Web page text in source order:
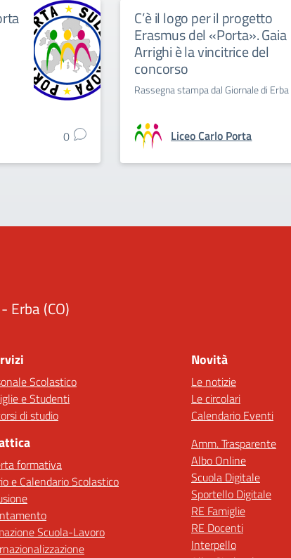
0
C’è il logo per il progetto
Erasmus del «Porta». Gaia
Arrighi è la vincitrice del
concorso
Rassegna stampa dal Giornale di Erba
Liceo Carlo Porta
Erba (CO)
Scolastico
e Studenti
di studio
formativa
e Calendario Scolastico
Scuola-Lavoro
Novità
Le notizie
Le circolari
Calendario Eventi
Amm. Trasparente
Albo Online
Scuola Digitale
Sportello Digitale
RE Famiglie
RE Docenti
Interpello